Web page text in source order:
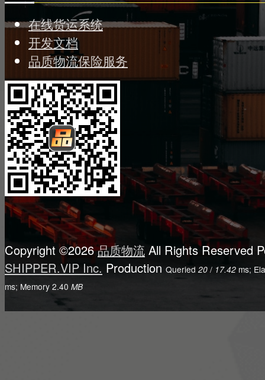
在线货运系统
开发文档
品质物流保险服务
Copyright ©2026品质物流 All Rights Reserved
SHIPPER.VIP Inc. Production Queried20 / 17.42 ms;
ms; Memory 2.40 MB